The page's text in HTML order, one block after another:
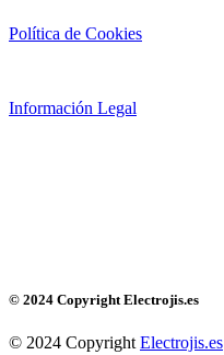
Política de Cookies
Información Legal
© 2024 Copyright Electrojis.es
© 2024 CopyrightElectrojis.es